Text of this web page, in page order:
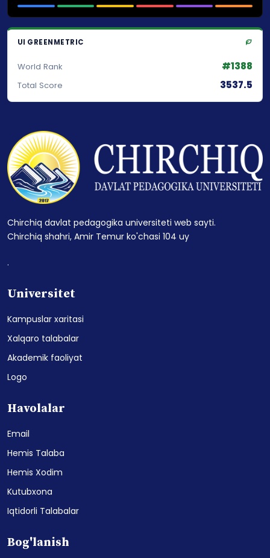
UI GREENMETRIC
World Rank #1388
Total Score 3537.5
Chirchiq davlat pedagogika universiteti web sayti.
Chirchiq shahri, Amir Temur ko'chasi 104 uy
.
Universitet
Kampuslar xaritasi
Xalqaro talabalar
Akademik faoliyat
Logo
Havolalar
Email
Hemis Talaba
Hemis Xodim
Kutubxona
Iqtidorli Talabalar
Bog'lanish